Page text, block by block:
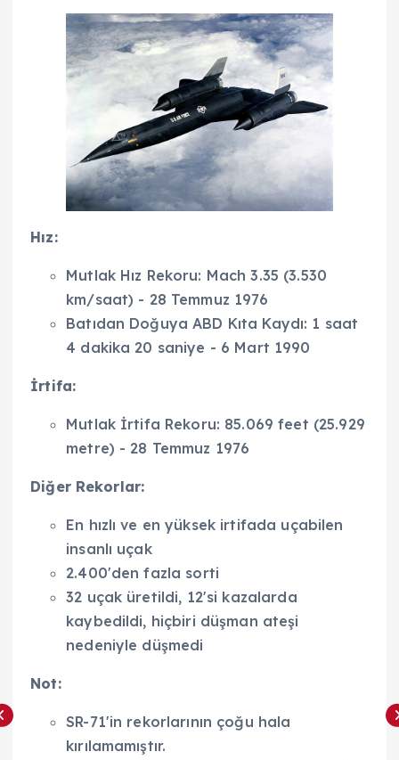
Hız:
Mutlak Hız Rekoru: Mach 3.35 (3.530
km/saat) - 28 Temmuz 1976
Batıdan Doğuya ABD Kıta Kaydı: 1 saat
4 dakika 20 saniye - 6 Mart 1990
İrtifa:
Mutlak İrtifa Rekoru: 85.069 feet (25.929
metre) - 28 Temmuz 1976
Diğer Rekorlar:
En hızlı ve en yüksek irtifada uçabilen
insanlı uçak
2.400'den fazla sorti
32 uçak üretildi, 12'si kazalarda
kaybedildi, hiçbiri düşman ateşi
nedeniyle düşmedi
Not:
SR-71'in rekorlarının çoğu hala
kırılamamıştır.